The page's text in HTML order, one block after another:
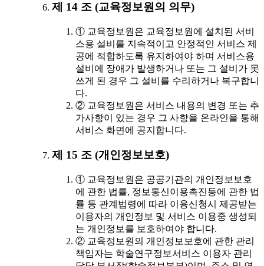
제 14 조 (교육정보원의 의무)
① 교육정보원은 교육정보원에 설치된 서비
스용 설비를 지속적이고 안정적인 서비스 제
공에 적합하도록 유지하여야 하며 서비스용
설비에 장애가 발생하거나 또는 그 설비가 못
쓰게 된 경우 그 설비를 수리하거나 복구합니
다.
② 교육정보원은 서비스 내용의 변경 또는 추
가사항이 있는 경우 그 사항을 온라인을 통해
서비스 화면에 공지합니다.
제 15 조 (개인정보보호)
① 교육정보원은 공공기관의 개인정보보호
에 관한 법률, 정보통신이용촉진등에 관한 법
률 등 관계법령에 따라 이용신청시 제공받는
이용자의 개인정보 및 서비스 이용중 생성되
는 개인정보를 보호하여야 합니다.
② 교육정보원의 개인정보보호에 관한 관리
책임자는 학술연구정보서비스 이용자 관리